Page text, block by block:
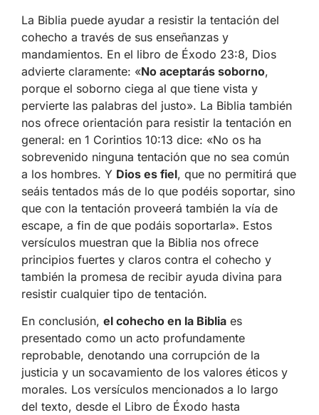
La Biblia puede ayudar a resistir la tentación del
cohecho a través de sus enseñanzas y
mandamientos. En el libro de Éxodo 23:8, Dios
advierte claramente: «No aceptarás soborno,
porque el soborno ciega al que tiene vista y
pervierte las palabras del justo». La Biblia también
nos ofrece orientación para resistir la tentación en
general: en 1 Corintios 10:13 dice: «No os ha
sobrevenido ninguna tentación que no sea común
a los hombres. Y Dios es fiel, que no permitirá que
seáis tentados más de lo que podéis soportar, sino
que con la tentación proveerá también la vía de
escape, a fin de que podáis soportarla». Estos
versículos muestran que la Biblia nos ofrece
principios fuertes y claros contra el cohecho y
también la promesa de recibir ayuda divina para
resistir cualquier tipo de tentación.
En conclusión, el cohecho en la Biblia es
presentado como un acto profundamente
reprobable, denotando una corrupción de la
justicia y un socavamiento de los valores éticos y
morales. Los versículos mencionados a lo largo
del texto, desde el Libro de Éxodo hasta